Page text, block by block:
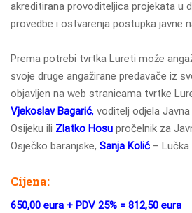
akreditirana provoditeljica projekata u
provedbe i ostvarenja postupka javne
Prema potrebi tvrtka Lureti može
svoje druge angažirane predavače iz
objavljen na web stranicama tvrtke
Vjekoslav Bagarić, voditelj odjela Javna
Osijeku ili Zlatko Hosu pročelnik za
Osječko baranjske, Sanja Kolić – Lučka
Cijena:
650,00 eura + PDV 25% = 812,50 eura